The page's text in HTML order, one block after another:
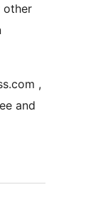
other
,
and